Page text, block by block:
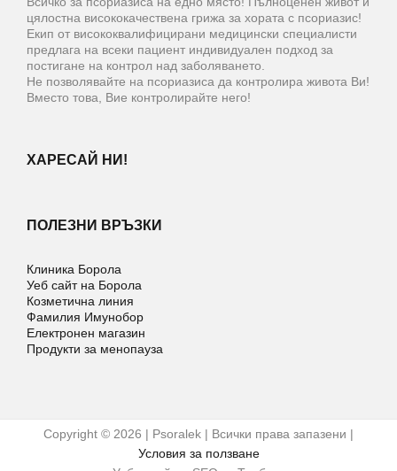
цялостна висококачествена грижа за хората с псориазис!
Екип от висококвалифицирани медицински специалисти
предлага на всеки пациент индивидуален подход за
постигане на контрол над заболяването.
Не позволявайте на псориазиса да контролира живота Ви!
Вместо това, Вие контролирайте него!
ХАРЕСАЙ НИ!
ПОЛЕЗНИ ВРЪЗКИ
Клиника Борола
Уеб сайт на Борола
Козметична линия
Фамилия Имунобор
Електронен магазин
Продукти за менопауза
Copyright © 2026 | Psoralek | Всички права запазени |
Условия за ползване